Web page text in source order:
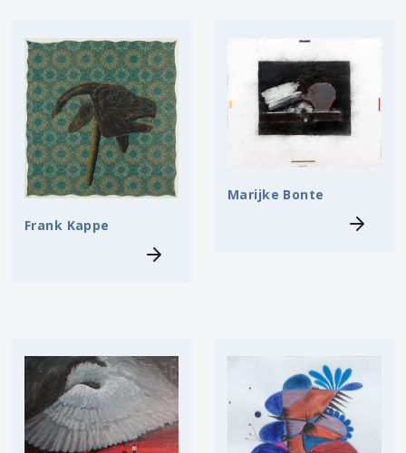
Frank Kappe
Marijke Bonte